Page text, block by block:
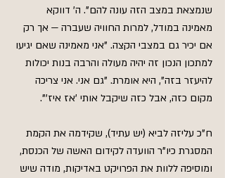
שנמצאת במצב הזה עונה להם". ה' דווקא
מאמינה במודל, למרות החוויה שעברה — אך רק
אם יכיר גם במצבי הקצה. "אני מאמינה שאם יגיעו
למתכון הנכון זה יהיה מעולה והרבה בנות יכולות
להיעזר בזה", היא אומרת. "גם אני. אני צריכה
מקום כזה, אבל כזה שיקבל אותי 'אז איז'".
ח"כ עליזה לביא (יש עתיד), שקידמה את הקמת
המסגרת כיו"ר הוועדה לקידום האשה של הכנסת,
ומוסיפה ללוות את הפרויקט באדיקות, מודה שיש